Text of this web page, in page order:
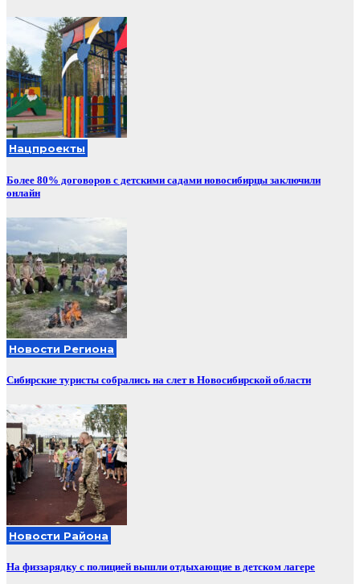
Нацпроекты
Более 80% договоров с детскими садами новосибирцы заключили
онлайн
Новости Региона
Сибирские туристы собрались на слет в Новосибирской области
Новости Района
На физзарядку с полицией вышли отдыхающие в детском лагере